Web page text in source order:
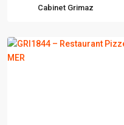
Cabinet Grimaz